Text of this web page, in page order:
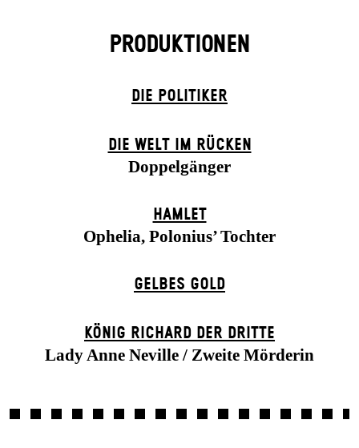
PRODUKTIONEN
DIE POLITIKER
DIE WELT IM RÜCKEN
Doppelgänger
HAMLET
Ophelia, Polonius’ Tochter
GELBES GOLD
KÖNIG RICHARD DER DRITTE
Lady Anne Neville / Zweite Mörderin